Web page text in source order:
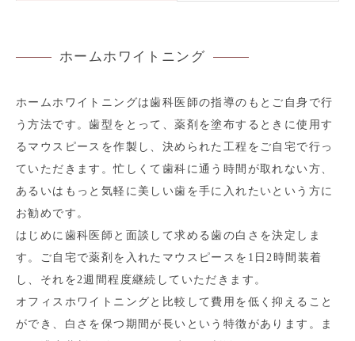
ホームホワイトニング
ホームホワイトニングは歯科医師の指導のもとご自身で行
う方法です。歯型をとって、薬剤を塗布するときに使用す
るマウスピースを作製し、決められた工程をご自宅で行っ
ていただきます。忙しくて歯科に通う時間が取れない方、
あるいはもっと気軽に美しい歯を手に入れたいという方に
お勧めです。
はじめに歯科医師と面談して求める歯の白さを決定しま
す。ご自宅で薬剤を入れたマウスピースを1日2時間装着
し、それを2週間程度継続していただきます。
オフィスホワイトニングと比較して費用を低く抑えること
ができ、白さを保つ期間が長いという特徴があります。ま